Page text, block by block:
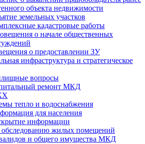
объекта недвижимости
земельных участков
кадастровые работы
о начале общественных
о предоставлении ЗУ
инфраструктура и стратегическое
вопросы
ремонт МКД
тепло и водоснабжения
для населения
информации
жилых помещений
и общего имущества МКД